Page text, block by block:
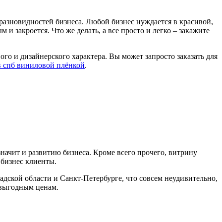
бизнеса. Любой бизнес нуждается в красивой,
и закроется. Что же делать, а все просто и легко – закажите
и дизайнерского характера. Вы может запросто заказать для
виниловой плёнкой.
и развитию бизнеса. Кроме всего прочего, витрину
клиенты.
области и Санкт-Петербурге, что совсем неудивительно,
ценам.